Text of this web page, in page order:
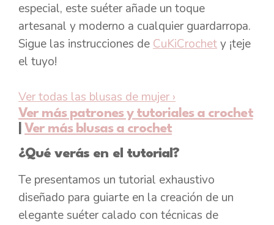
especial, este suéter añade un toque
artesanal y moderno a cualquier guardarropa.
Sigue las instrucciones de CuKiCrochety ¡teje
el tuyo!
Ver todas las blusas de mujer ›
Ver más patrones y tutoriales a crochet
|Ver más blusas a crochet
¿Qué verás en el tutorial?
Te presentamos un tutorial exhaustivo
diseñado para guiarte en la creación de un
elegante suéter calado con técnicas de